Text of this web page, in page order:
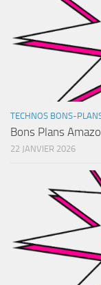
TECHNOS BONS-
Bons Plans
22 JANVIER 2026